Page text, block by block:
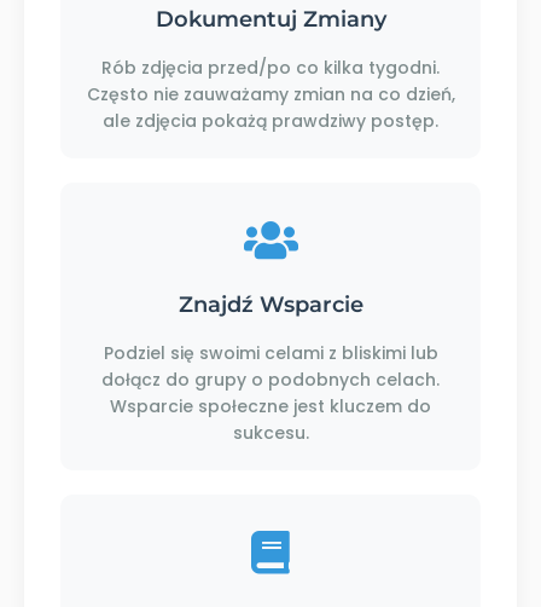
Dokumentuj Zmiany
Rób zdjęcia przed/po co kilka tygodni.
Często nie zauważamy zmian na co dzień,
ale zdjęcia pokażą prawdziwy postęp.
Znajdź Wsparcie
Podziel się swoimi celami z bliskimi lub
dołącz do grupy o podobnych celach.
Wsparcie społeczne jest kluczem do
sukcesu.